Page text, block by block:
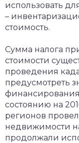
использовать
–
стоимость.
Сумма налога
стоимости
проведения
предусмотреть
состоянию на
регионов
недвижимости
продолжали